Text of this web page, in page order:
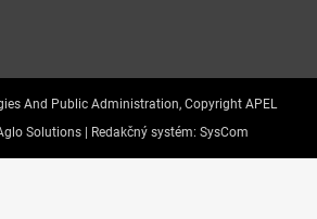
And Public Administration, Copyright APEL
Solutions | Redakčný systém: SysCom